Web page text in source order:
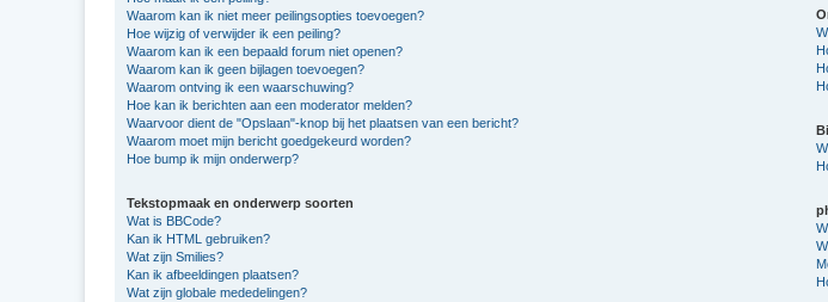
Waarom kan ik niet meer peilingsopties toevoegen?
Hoe wijzig of verwijder ik een peiling?
Waarom kan ik een bepaald forum niet openen?
Waarom kan ik geen bijlagen toevoegen?
Waarom ontving ik een waarschuwing?
Hoe kan ik berichten aan een moderator melden?
Waarvoor dient de "Opslaan"-knop bij het plaatsen van een bericht?
Waarom moet mijn bericht goedgekeurd worden?
Hoe bump ik mijn onderwerp?
Tekstopmaak en onderwerp soorten
Wat is BBCode?
Kan ik HTML gebruiken?
Wat zijn Smilies?
Kan ik afbeeldingen plaatsen?
Wat zijn globale mededelingen?